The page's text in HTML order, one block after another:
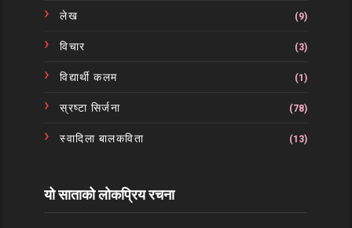
लेख (9)
विचार (3)
विद्यार्थी कलम (1)
स्रष्टा सिर्जना (78)
स्वादिला बालकविता (13)
यो साताको लोकप्रिय रचना